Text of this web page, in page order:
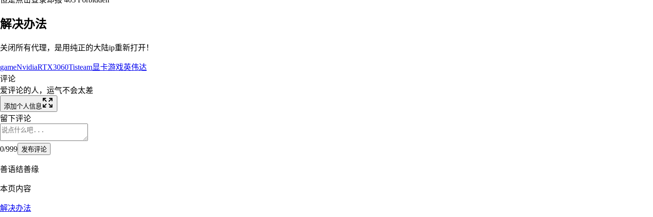
解决办法
关闭所有代理，是用纯正的大陆ip重新打开！
gameNvidiaRTX3060Tisteam显卡游戏英伟达
评论
爱评论的人，运气不会太差
添加个人信息
留下评论
0/999 发布评论
善语结善缘
本页内容
解决办法